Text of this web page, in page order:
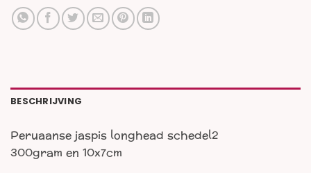
BESCHRIJVING
Peruaanse jaspis longhead schedel2
300gram en 10x7cm